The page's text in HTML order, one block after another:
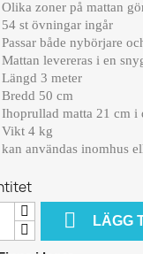
Olika zoner på mattan
54 st övningar ingår
Passar både nybörjare
Mattan levereras i en
Längd 3 meter
Bredd 50 cm
Ihoprullad matta 21 cm i
Vikt 4 kg
kan användas inomhus
 LÄGG